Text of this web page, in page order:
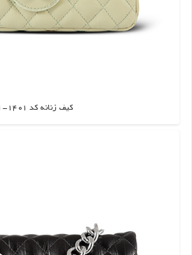
کیف زنانه کد 1401-1
اطلاعات بیشتر